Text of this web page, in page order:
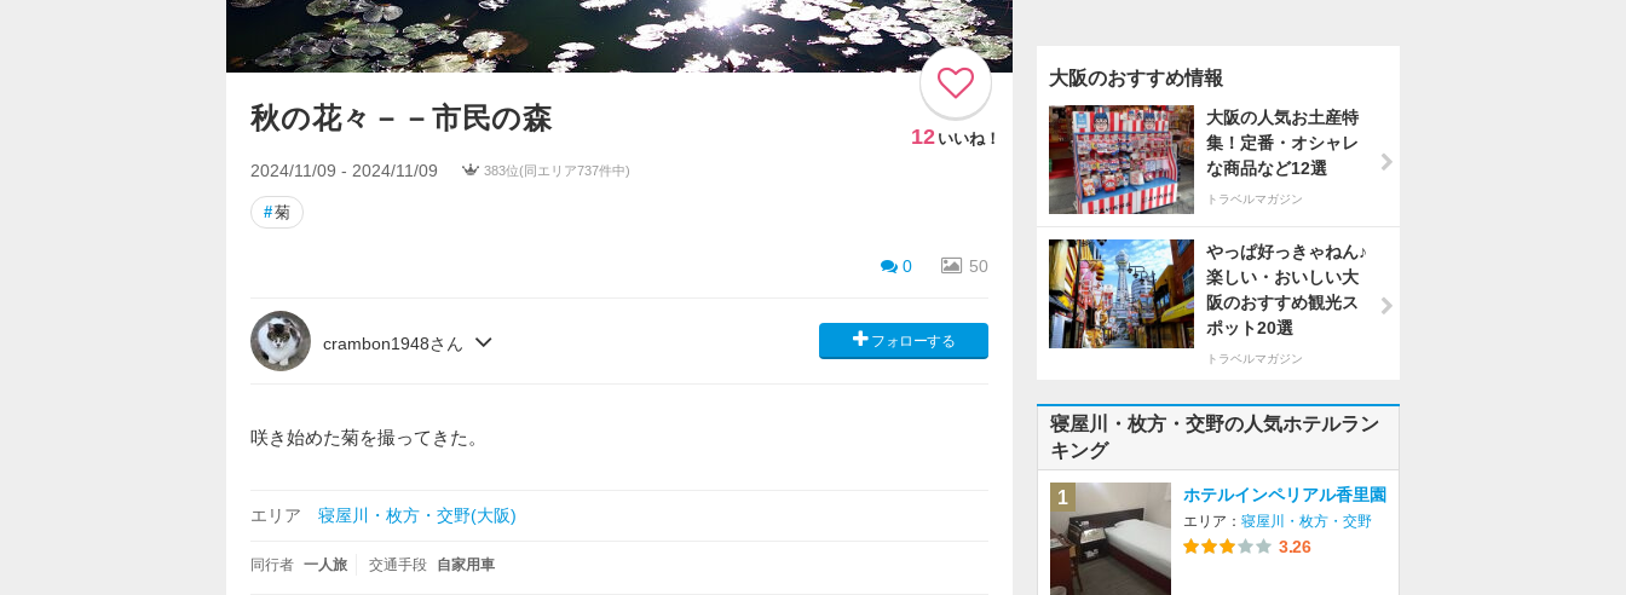
秋の花々－－市民の森
12 いいね！
2024/11/09 - 2024/11/09 383位(同エリア737件中)
#菊
0 50
crambon1948さん フォローする
咲き始めた菊を撮ってきた。
エリア 寝屋川・枚方・交野(大阪)
同行者 一人旅 交通手段 自家用車
大阪のおすすめ情報
大阪の人気お土産特
集！定番・オシャレ
な商品など12選
トラベルマガジン
やっぱ好っきゃねん♪
楽しい・おいしい大
阪のおすすめ観光ス
ポット20選
トラベルマガジン
寝屋川・枚方・交野の人気ホテルラン
キング
1 ホテルインペリアル香里園
エリア： 寝屋川・枚方・交野
3.26